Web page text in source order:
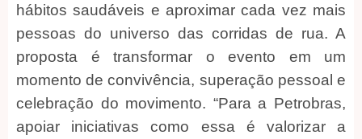
hábitos saudáveis e aproximar cada vez mais
pessoas do universo das corridas de rua. A
proposta é transformar o evento em um
momento de convivência, superação pessoal e
celebração do movimento. “Para a Petrobras,
apoiar iniciativas como essa é valorizar a